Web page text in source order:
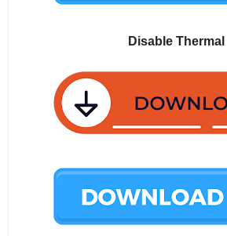
Disable Thermal